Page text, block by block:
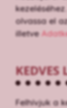
olvassa el
illetve
KEDVES
Felhívjuk a